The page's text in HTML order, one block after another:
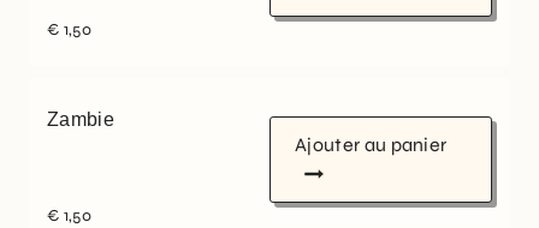
€ 1,50
Zambie
€ 1,50
Ajouter au panier